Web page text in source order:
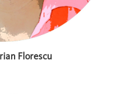
Florescu